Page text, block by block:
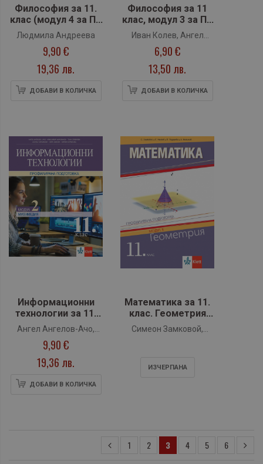
Философия за 11.
клас (модул 4 за ПП
Социална
психология) - Клет
Людмила Андреева
9,90 €
19,36 лв.
ДОБАВИ В КОЛИЧКА
Философия за 11
клас, модул 3 за ПП
Култура на
мисленето (Клет)
Иван Колев, Ангел
Стефанов, Доротея
Ангелова
6,90 €
13,50 лв.
ДОБАВИ В КОЛИЧКА
Информационни
технологии за 11.
клас (модул 2 ПП.
Мултимедия) - Клет
Ангел Ангелов-Ачо,
Красимир Харизанов,
Таня Сребрева, Донка
Чардакова, Вяра
Дукова, Мария
9,90 €
19,36 лв.
ДОБАВИ В КОЛИЧКА
Математика за 11.
клас. Геометрия
(модул 1 за
Симеон Замковой,
Божилов
ИЗЧЕРПАНA
1 2 3 4 5 6